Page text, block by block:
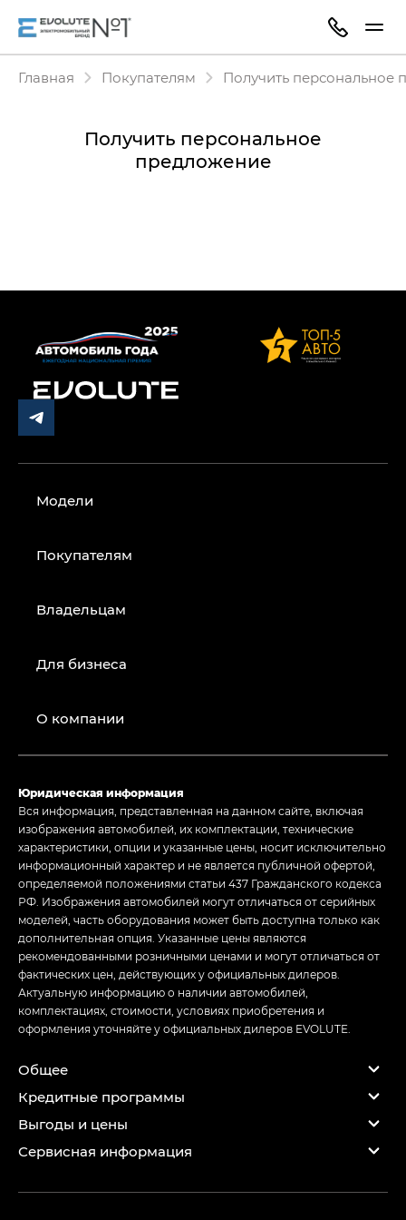
Главная Покупателям Получить персональное
Получить персональное
предложение
Модели
Покупателям
Владельцам
Для бизнеса
О компании
Юридическая информация
Вся информация, представленная на данном сайте, включая
изображения автомобилей, их комплектации, технические
характеристики, опции и указанные цены, носит исключительно
информационный характер и не является публичной офертой,
определяемой положениями статьи 437 Гражданского кодекса
РФ. Изображения автомобилей могут отличаться от серийных
моделей, часть оборудования может быть доступна только как
дополнительная опция. Указанные цены являются
рекомендованными розничными ценами и могут отличаться от
фактических цен, действующих у официальных дилеров.
Актуальную информацию о наличии автомобилей,
комплектациях, стоимости, условиях приобретения и
оформления уточняйте у официальных дилеров EVOLUTE.
Общее
Кредитные программы
Выгоды и цены
Сервисная информация